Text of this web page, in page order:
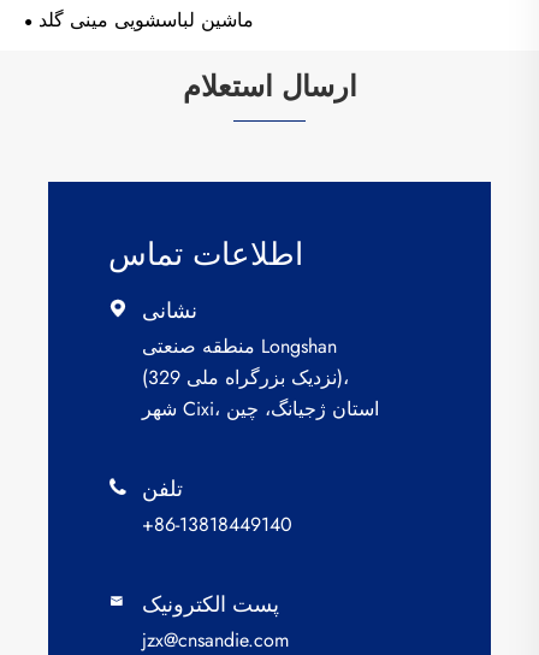
ماشین لباسشویی مینی گلد
ارسال استعلام
اطلاعات تماس
 نشانی
منطقه صنعتی Longshan
(نزدیک بزرگراه ملی 329)،
شهر Cixi، استان ژجیانگ، چین
 تلفن
+86-13818449140
 پست الکترونیک
jzx@cnsandie.com